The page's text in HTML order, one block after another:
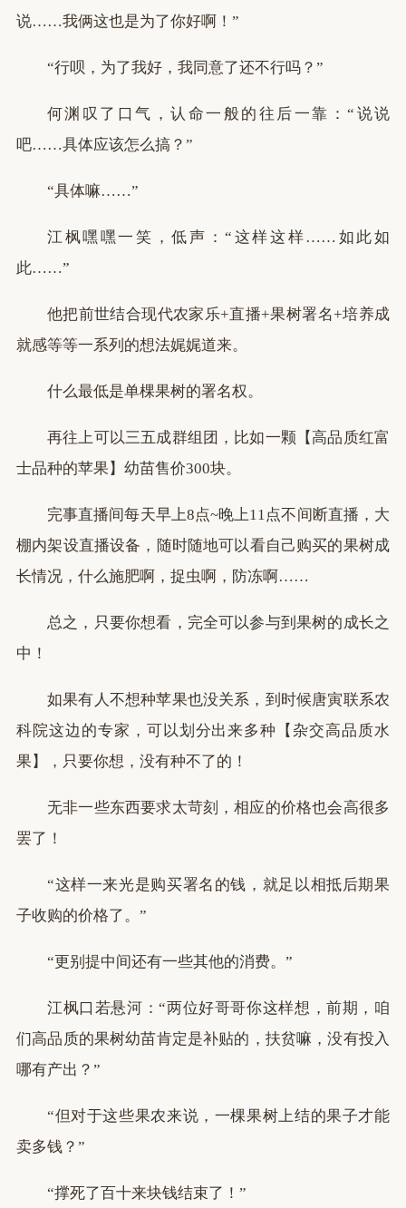
说……我俩这也是为了你好啊！”
“行呗，为了我好，我同意了还不行吗？”
何渊叹了口气，认命一般的往后一靠：“说说
吧……具体应该怎么搞？”
“具体嘛……”
江枫嘿嘿一笑，低声：“这样这样……如此如
此……”
他把前世结合现代农家乐+直播+果树署名+培养成
就感等等一系列的想法娓娓道来。
什么最低是单棵果树的署名权。
再往上可以三五成群组团，比如一颗【高品质红富
士品种的苹果】幼苗售价300块。
完事直播间每天早上8点~晚上11点不间断直播，大
棚内架设直播设备，随时随地可以看自己购买的果树成
长情况，什么施肥啊，捉虫啊，防冻啊……
总之，只要你想看，完全可以参与到果树的成长之
中！
如果有人不想种苹果也没关系，到时候唐寅联系农
科院这边的专家，可以划分出来多种【杂交高品质水
果】，只要你想，没有种不了的！
无非一些东西要求太苛刻，相应的价格也会高很多
罢了！
“这样一来光是购买署名的钱，就足以相抵后期果
子收购的价格了。”
“更别提中间还有一些其他的消费。”
江枫口若悬河：“两位好哥哥你这样想，前期，咱
们高品质的果树幼苗肯定是补贴的，扶贫嘛，没有投入
哪有产出？”
“但对于这些果农来说，一棵果树上结的果子才能
卖多钱？”
“撑死了百十来块钱结束了！”